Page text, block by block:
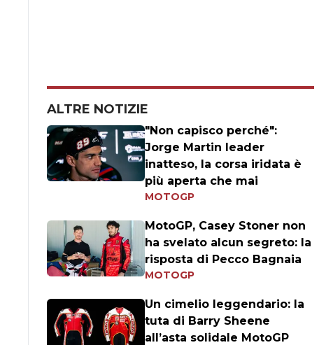
ALTRE NOTIZIE
"Non capisco perché":
Jorge Martin leader
inatteso, la corsa iridata è
più aperta che mai
MOTOGP
MotoGP, Casey Stoner non
ha svelato alcun segreto: la
risposta di Pecco Bagnaia
MOTOGP
Un cimelio leggendario: la
tuta di Barry Sheene
all’asta solidale MotoGP